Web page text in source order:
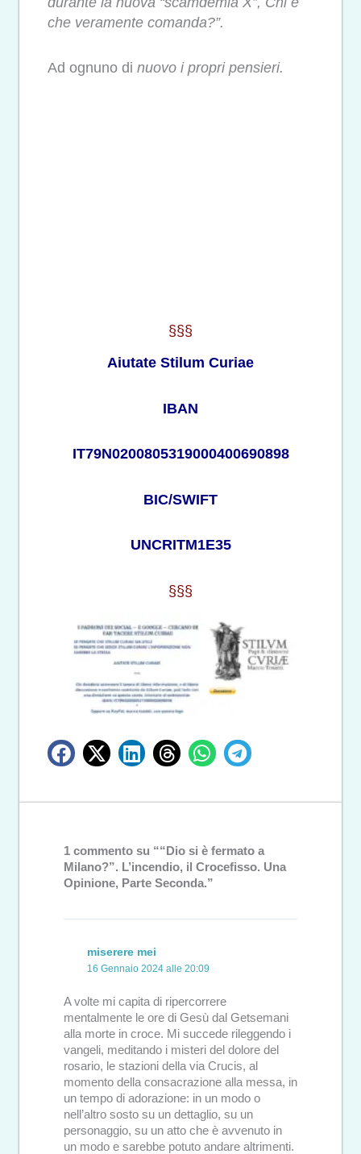
che veramente comanda?”.
Ad ognuno di nuovo i propri pensieri.
§§§
Aiutate Stilum Curiae
IBAN
IT79N0200805319000400690898
BIC/SWIFT
UNCRITM1E35
§§§
1 commento su ““Dio si è fermato a
Milano?”. L’incendio, il Crocefisso. Una
Opinione, Parte Seconda.”
miserere mei
16 Gennaio 2024 alle 20:09
A volte mi capita di ripercorrere
mentalmente le ore di Gesù dal Getsemani
alla morte in croce. Mi succede rileggendo i
vangeli, meditando i misteri del dolore del
rosario, le stazioni della via Crucis, al
momento della consacrazione alla messa, in
un tempo di adorazione: in un modo o
nell’altro sosto su un dettaglio, su un
personaggio, su un atto che è avvenuto in
un modo e sarebbe potuto andare altrimenti.